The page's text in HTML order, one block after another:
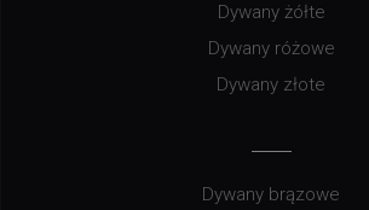
Dywany żółte
Dywany różowe
Dywany złote
Dywany brązowe